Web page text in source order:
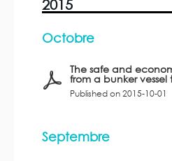
2015
Octobre
The safe and
from a bunker vessel
Published on 2015-10-01
Septembre